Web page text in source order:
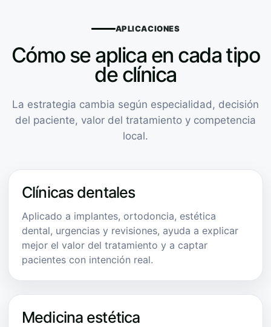
APLICACIONES
Cómo se aplica en cada tipo
de clínica
La estrategia cambia según especialidad, decisión
del paciente, valor del tratamiento y competencia
local.
Clínicas dentales
Aplicado a implantes, ortodoncia, estética
dental, urgencias y revisiones, ayuda a explicar
mejor el valor del tratamiento y a captar
pacientes con intención real.
Medicina estética